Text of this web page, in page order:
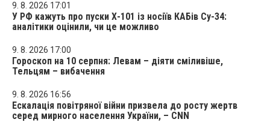
9. 8. 2026 17:01
У РФ кажуть про пуски Х-101 із носіїв КАБів Су-34:
аналітики оцінили, чи це можливо
9. 8. 2026 17:00
Гороскоп на 10 серпня: Левам – діяти сміливіше,
Тельцям – вибачення
9. 8. 2026 16:56
Ескалація повітряної війни призвела до росту жертв
серед мирного населення України, – CNN